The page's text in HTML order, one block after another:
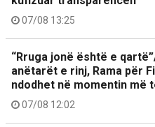
07/08 13:25
“Rruga jonë është e
anëtarët e rinj, Rama për
ndodhet në momentin më
07/08 12:02